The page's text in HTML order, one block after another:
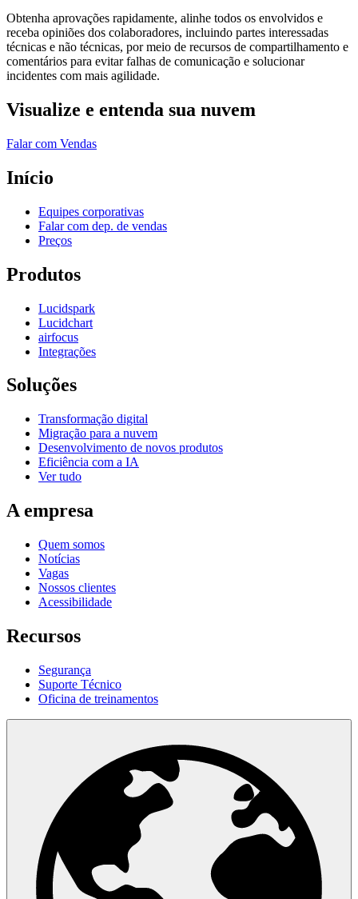
Obtenha aprovações rapidamente, alinhe todos os envolvidos e
receba opiniões dos colaboradores, incluindo partes interessadas
técnicas e não técnicas, por meio de recursos de compartilhamento e
comentários para evitar falhas de comunicação e solucionar
incidentes com mais agilidade.
Visualize e entenda sua nuvem
Falar com Vendas
Início
Equipes corporativas
Falar com dep. de vendas
Preços
Produtos
Lucidspark
Lucidchart
airfocus
Integrações
Soluções
Transformação digital
Migração para a nuvem
Desenvolvimento de novos produtos
Eficiência com a IA
Ver tudo
A empresa
Quem somos
Notícias
Vagas
Nossos clientes
Acessibilidade
Recursos
Segurança
Suporte Técnico
Oficina de treinamentos